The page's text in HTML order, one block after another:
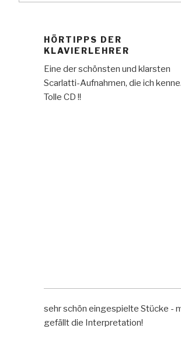
HÖRTIPPS DER
KLAVIERLEHRER
Eine der schönsten und klarsten
Scarlatti-Aufnahmen, die ich kenne.
Tolle CD !!
sehr schön eingespielte Stücke -
gefällt die Interpretation!